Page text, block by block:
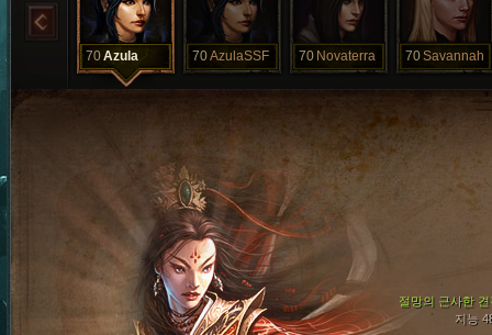
70Azula 70AzulaSSF 70 Novaterra 70Savannah
절망의 근사한 견
지능